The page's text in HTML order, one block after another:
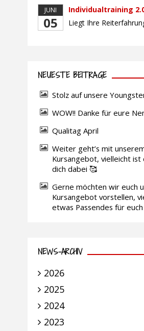
JUNI
05
Individualtraining
NEUESTE BEITRÄGE
Stolz auf unsere
WOW!! Danke für eure
Qualitag April
Weiter geht’s mit
Kursangebot, vielleicht
dich dabei 🥰
Gerne möchten wir euch
Kursangebot vorstellen,
etwas Passendes für
NEWS-ARCHIV
2026
2025
2024
2023